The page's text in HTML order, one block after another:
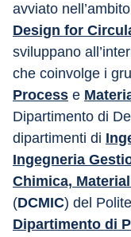
avviato
Design for
sviluppano
che coinvolge i
Process e
Dipartimento di
dipartimenti di
Ingegneria
Chimica,
(DCMIC) del
Dipartimento di